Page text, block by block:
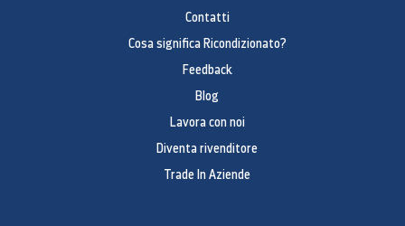
Contatti
Cosa significa Ricondizionato?
Feedback
Blog
Lavora con noi
Diventa rivenditore
Trade In Aziende